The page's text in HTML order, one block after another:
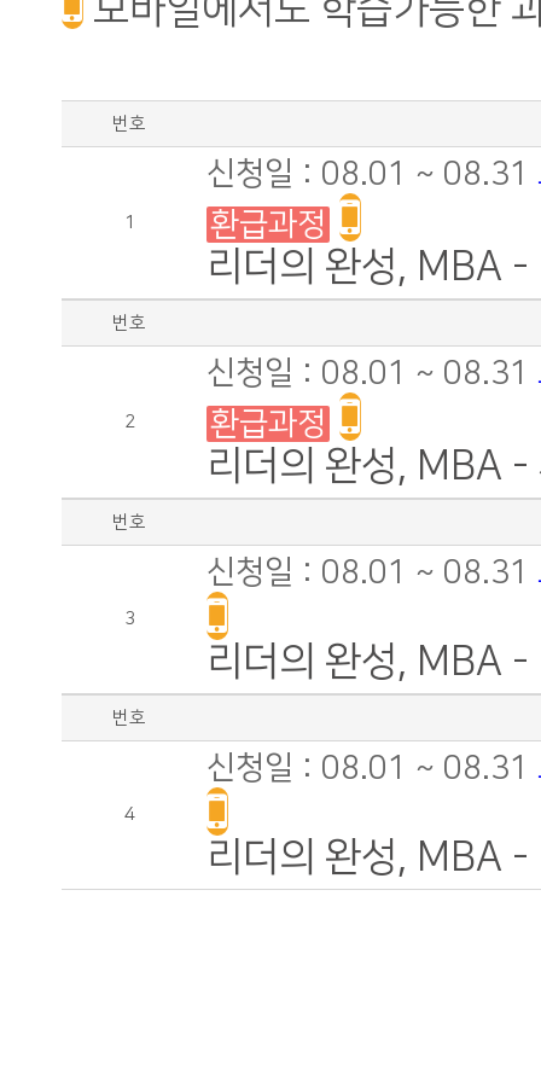
모바일에서도 학습가능한
번호
1
신청일 : 08.01 ~ 08.31
환급과정
리더의 완성, MBA -
번호
2
신청일 : 08.01 ~ 08.31
환급과정
리더의 완성, MBA -
번호
3
신청일 : 08.01 ~ 08.31
리더의 완성, MBA -
번호
4
신청일 : 08.01 ~ 08.31
리더의 완성, MBA -